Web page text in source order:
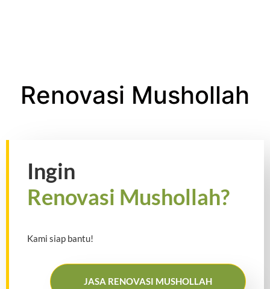
Renovasi Mushollah
Ingin
Renovasi Mushollah?
Kami siap bantu!
JASA RENOVASI MUSHOLLAH